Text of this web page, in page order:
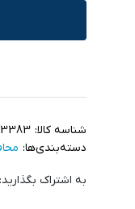
شناسه کالا:
دسته‌بندی‌ها:
به اشتراک بگذارید: